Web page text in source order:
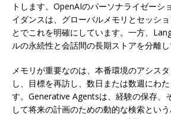
トします。OpenAIのパーソナライゼーシ
イダンスは、グローバルメモリとセッシ
とでこれを明確にしています。一方、
ルの永続性と会話間の長期ストアを分離し
メモリが重要なのは、本番環境のアシス
し、目標を再訪し、数日または数週にわ
す。Generative Agentsは、経験の保存、
して将来の計画のための動的な検索とい